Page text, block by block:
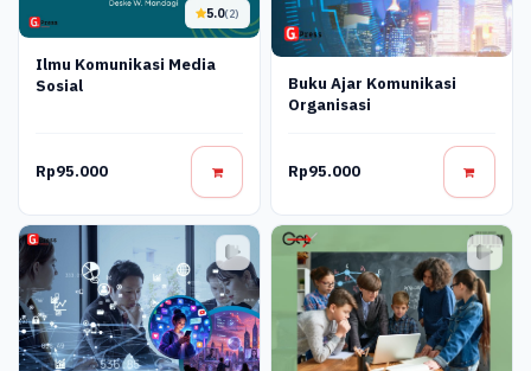
5.0(2)
Ilmu Komunikasi Media
Sosial
Rp95.000
Buku Ajar Komunikasi
Organisasi
Rp95.000